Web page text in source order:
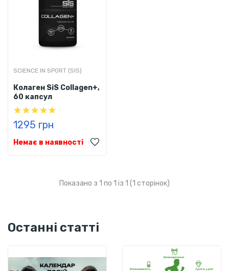
SCIENCE IN SPORT (SIS)
Колаген SiS Collagen+,
60 капсул
1295 грн
Немає в наявності
Показано з 1 по 1 із 1 (1 сторінок)
Останні статті